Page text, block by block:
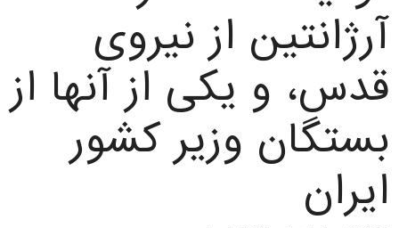
آرژانتین از نیروی
قدس، و یکی از آنها از
بستگان وزیر کشور
ایران